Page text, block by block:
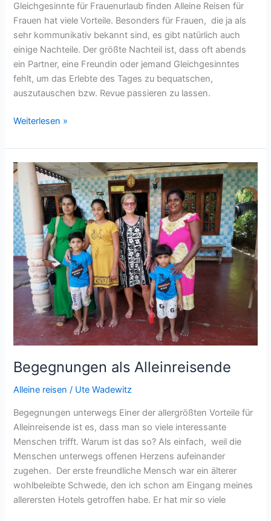
Gleichgesinnte für Frauenurlaub finden Alleine Reisen für
Frauen hat viele Vorteile. Besonders für Frauen, die ja als
sehr kommunikativ bekannt sind, es gibt natürlich auch
einige Nachteile. Der größte Nachteil ist, dass oft abends
ein Partner, eine Freundin oder jemand Gleichgesinntes
fehlt, um das Erlebte des Tages zu bequatschen,
auszutauschen bzw. Revue passieren zu lassen.
Reisen
Frauen
Weiterlesen »
Begegnungen als Alleinreisende
Alleine reisen / Ute Wadewitz
Begegnungen unterwegs Einer der allergrößten Vorteile für
Alleinreisende ist es, dass man so viele interessante
Menschen trifft. Warum ist das so? Als einfach, weil die
Menschen unterwegs offenen Herzens aufeinander
zugehen. Der erste freundliche Mensch war ein älterer
wohlbeleibte Schwede, den ich schon am Eingang meines
allerersten Hotels getroffen habe. Er hat mir so viele